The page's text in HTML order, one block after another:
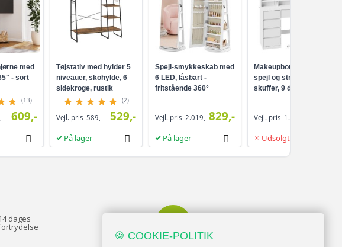
med
- sort
(13)
609,-
Tøjstativ med hylder 5
niveauer, skohylde, 6
sidekroge, rustik
brun/sort
(2)
Vejl. pris 589,- 529,-
På lager
Spejl-smykkeskab med
6 LED, låsbart -
fritstående 360°
helkropsspejl, 3
opbevaringshylder -
hvid/greige
Vejl. pris 2.019,-829,-
På lager
Makeupbord med LED-
spejl og strømudtag - 9
skuffer, 9 dæmpbare
Vejl. pris 1.099,-
Udsolgt
dages
🍪 COOKIE-POLITIK